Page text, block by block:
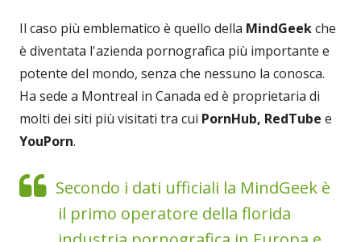
Il caso più emblematico è quello della MindGeekche
è diventata l'azienda pornografica più importante e
potente del mondo, senza che nessuno la conosca.
Ha sede a Montreal in Canada ed è proprietaria di
molti dei siti più visitati tra cui PornHub, RedTube e
YouPorn.
Secondo i dati ufficiali la MindGeek è
il primo operatore della florida